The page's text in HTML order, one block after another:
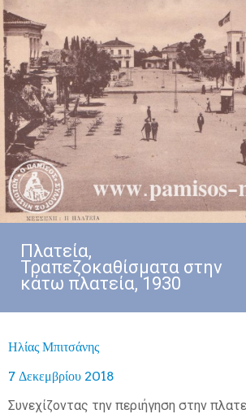
Πλατεία,
Τραπεζοκαθίσματα στην
κάτω πλατεία, 1930
Ηλίας Μπιτσάνης
7 Δεκεμβρίου 2018
Συνεχίζοντας την περιήγηση στην